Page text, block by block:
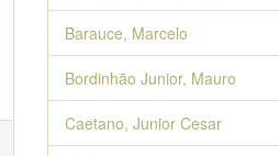
Barauce, Marcelo
Bordinhão Junior, Mauro
Caetano, Junior Cesar